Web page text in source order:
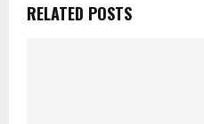
RELATED POSTS